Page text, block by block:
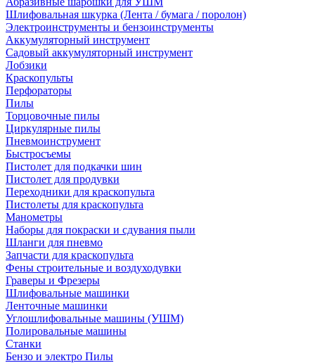
Шлифовальная шкурка (Лента / бумага / поролон)
Электроинструменты и бензоинструменты
Аккумуляторный инструмент
Садовый аккумуляторный инструмент
Лобзики
Краскопульты
Перфораторы
Пилы
Торцовочные пилы
Циркулярные пилы
Пневмоинструмент
Быстросъемы
Пистолет для подкачки шин
Пистолет для продувки
Переходники для краскопульта
Пистолеты для краскопульта
Манометры
Наборы для покраски и сдувания пыли
Шланги для пневмо
Запчасти для краскопульта
Фены строительные и воздуходувки
Граверы и Фрезеры
Шлифовальные машинки
Ленточные машинки
Углошлифовальные машины (УШМ)
Полировальные машины
Станки
Бензо и электро Пилы